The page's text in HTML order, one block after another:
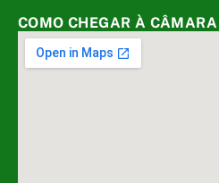
COMO CHEGAR À CÂMARA